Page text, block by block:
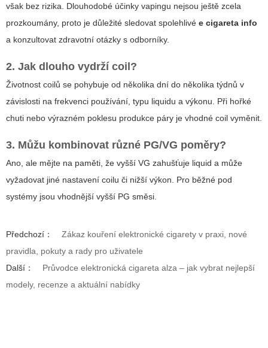
však bez rizika. Dlouhodobé účinky vapingu nejsou ještě zcela
prozkoumány, proto je důležité sledovat spolehlivé e cigareta info
a konzultovat zdravotní otázky s odborníky.
2. Jak dlouho vydrží coil?
Životnost coilů se pohybuje od několika dní do několika týdnů v
závislosti na frekvenci používání, typu liquidu a výkonu. Při hořké
chuti nebo výrazném poklesu produkce páry je vhodné coil vyměnit.
3. Můžu kombinovat různé PG/VG poměry?
Ano, ale mějte na paměti, že vyšší VG zahušťuje liquid a může
vyžadovat jiné nastavení coilu či nižší výkon. Pro běžné pod
systémy jsou vhodnější vyšší PG směsi.
Předchozí：
Zákaz kouření elektronické cigarety v praxi, nové
pravidla, pokuty a rady pro uživatele
Další：
Průvodce elektronická cigareta alza – jak vybrat nejlepší
modely, recenze a aktuální nabídky